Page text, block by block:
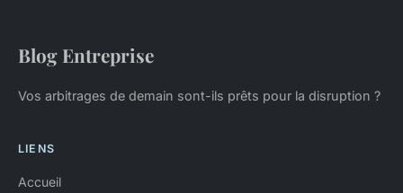
Blog Entreprise
Vos arbitrages de demain sont-ils prêts pour la disruption ?
LIENS
Accueil